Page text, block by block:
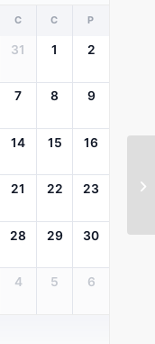
C C P
31 1 2
7 8 9
14 15 16
21 22 23
28 29 30
4 5 6